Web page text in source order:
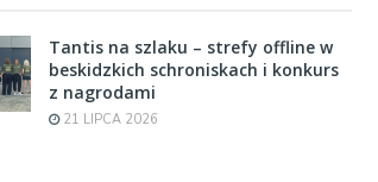
Tantis na szlaku – strefy offline w
beskidzkich schroniskach i konkurs
z nagrodami
21 LIPCA 2026